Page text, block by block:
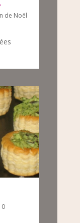
de Noël
0